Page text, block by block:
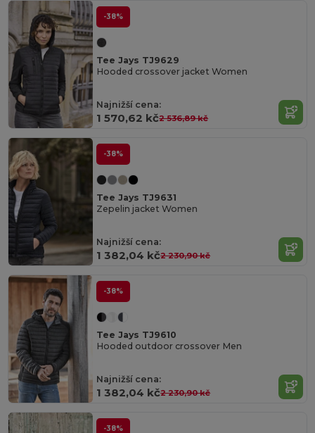
-38%
Tee Jays TJ9629
Hooded crossover jacket Women
Najnižší cena:
1 570,62 kč2 536,89 kč
-38%
Tee Jays TJ9631
Zepelin jacket Women
Najnižší cena:
1 382,04 kč2 230,90 kč
-38%
Tee Jays TJ9610
Hooded outdoor crossover Men
Najnižší cena:
1 382,04 kč2 230,90 kč
-38%